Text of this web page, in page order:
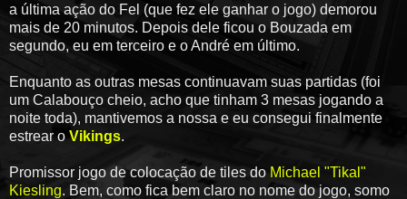
a última ação do Fel (que fez ele ganhar o jogo) demorou
mais de 20 minutos. Depois dele ficou o Bouzada em
segundo, eu em terceiro e o André em último.
Enquanto as outras mesas continuavam suas partidas (foi
um Calabouço cheio, acho que tinham 3 mesas jogando a
noite toda), mantivemos a nossa e eu consegui finalmente
estrear o Vikings.
Promissor jogo de colocação de tiles do Michael "Tikal"
Kiesling. Bem, como fica bem claro no nome do jogo, somo